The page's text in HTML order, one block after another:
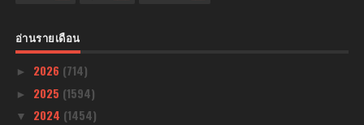
อ่านรายเดือน
► 2026 (714)
► 2025 (1594)
▼ 2024 (1454)